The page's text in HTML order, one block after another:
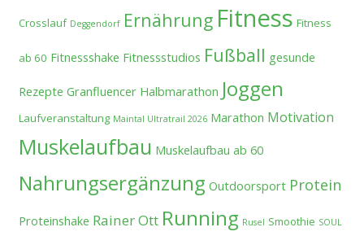
Crosslauf Deggendorf Ernährung Fitness Fitness
ab 60 Fitnessshake Fitnessstudios Fußball gesunde
Rezepte Granfluencer Halbmarathon Joggen
Laufveranstaltung Maintal Ultratrail 2026 Marathon Motivation
Muskelaufbau Muskelaufbau ab 60
Nahrungsergänzung Outdoorsport Protein
Proteinshake Rainer Ott Running Rusel Smoothie SOUL